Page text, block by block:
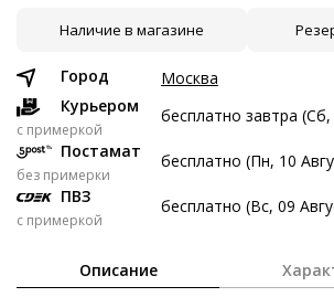
7 авг
21 авг
Без переплат
Долями
Разделите стоимость покупки
Заплатите сейчас только часть, а
Наличие в магазине
Город
Москва
Курьером
c примеркой
бесплатно завтра (Сб,
Постамат
без примерки
бесплатно (Пн, 10
ПВЗ
с примеркой
бесплатно (Вс, 09
Описание